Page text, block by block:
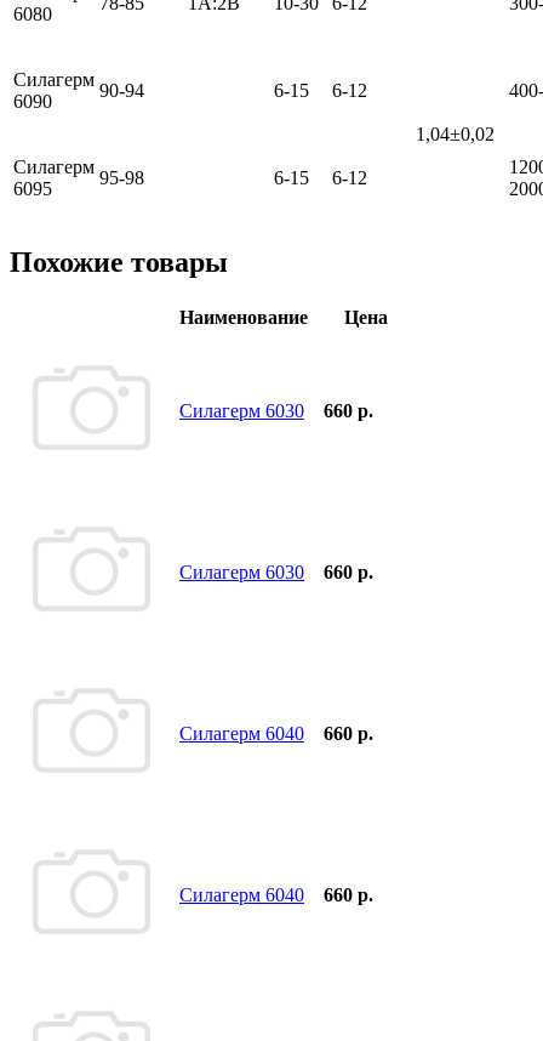
6080
Силагерм
6090
90-94 6-15 6-12
1,04±0,02
Силагерм
6095
95-98 6-15 6-12
Похожие товары
Наименование Цена
Силагерм 6030 660 р.
Силагерм 6030 660 р.
Силагерм 6040 660 р.
Силагерм 6040 660 р.